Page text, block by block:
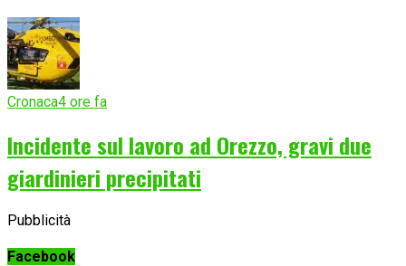
Cronaca4 ore fa
Incidente sul lavoro ad Orezzo, gravi due
giardinieri precipitati
Pubblicità
Facebook